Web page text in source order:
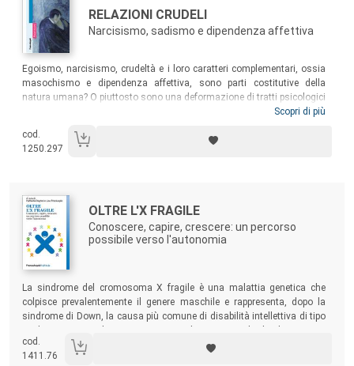
Titolo:
RELAZIONI CRUDELI
Narcisismo, sadismo e dipendenza affettiva
Sommario:
Egoismo, narcisismo, crudeltà e i loro caratteri complementari, ossia
masochismo e dipendenza affettiva, sono parti costitutive della
natura umana? O piuttosto sono una deformazione di tratti psicologici
che avrebbero potuto avere un miglior destino? L’Autore risponde a
di icone della cultura come Ingmar Bergman (“un egoista”, secondo la
sua stessa definizione) e il fondatore del sadismo, il marchese De
Scopri di più
cod.
1250.297
Autori:
Titolo:
OLTRE L'X FRAGILE
Conoscere, capire, crescere: un percorso
possibile verso l'autonomia
Sommario:
La sindrome del cromosoma X fragile è una malattia genetica che
colpisce prevalentemente il genere maschile e rappresenta, dopo la
sindrome di Down, la causa più comune di disabilità intellettiva di tipo
di dare risposte ai tanti quesiti che chi viene in contatto con questa
condizione – ragazzi, familiari, medici e operatori – si pone.
cod.
1411.76